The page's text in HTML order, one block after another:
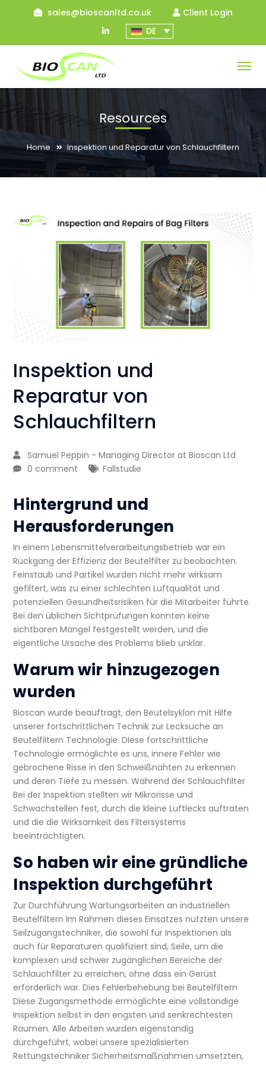
sales@bioscanltd.co.uk
Client Login
LinkedIn
Profile
DE
Resources
Home Inspektion und Reparatur von Schlauchfiltern
Inspektion und
Reparatur von
Schlauchfiltern
Samuel Peppin - Managing Director at Bioscan Ltd
0 comment
Fallstudie
Hintergrund und
Herausforderungen
In einem Lebensmittelverarbeitungsbetrieb war ein
Rückgang der Effizienz der Beutelfilter zu beobachten.
Feinstaub und Partikel wurden nicht mehr wirksam
gefiltert, was zu einer schlechten Luftqualität und
potenziellen Gesundheitsrisiken für die Mitarbeiter führte.
Bei den üblichen Sichtprüfungen konnten keine
sichtbaren Mängel festgestellt werden, und die
eigentliche Ursache des Problems blieb unklar.
Warum wir hinzugezogen
wurden
Bioscan wurde beauftragt, denBeutelsyklon mit Hilfe
unserer fortschrittlichen Technik zur Lecksuche an
Beutelfiltern Technologie. Diese fortschrittliche
Technologie ermöglichte es uns, innere Fehler wie
gebrochene Risse in den Schweißnähten zu erkennen
und deren Tiefe zu messen. Während derSchlauchfilter
Bei der Inspektion stellten wir Mikrorisse und
Schwachstellen fest, durch die kleine Luftlecks auftraten
und die die Wirksamkeit des Filtersystems
beeinträchtigten.
So haben wir eine gründliche
Inspektion durchgeführt
Zur DurchführungWartungsarbeiten an industriellen
Beutelfiltern Im Rahmen dieses Einsatzes nutzten unsere
Seilzugangstechniker, die sowohl für Inspektionen als
auch für Reparaturen qualifiziert sind, Seile, um die
komplexen und schwer zugänglichen Bereiche der
Schlauchfilter zu erreichen, ohne dass ein Gerüst
erforderlich war. DiesFehlerbehebung bei Beutelfiltern
Diese Zugangsmethode ermöglichte eine vollständige
Inspektion selbst in den engsten und senkrechtesten
Räumen. Alle Arbeiten wurden eigenständig
durchgeführt, wobei unsere spezialisierten
Rettungstechniker Sicherheitsmaßnahmen umsetzten,